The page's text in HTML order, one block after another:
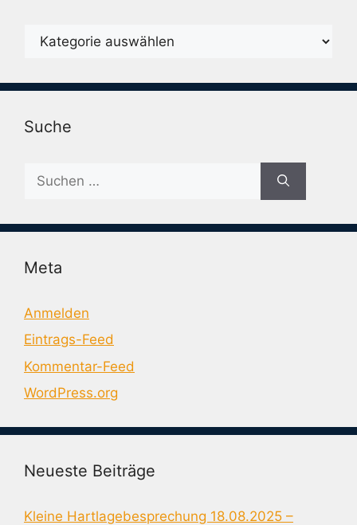
Karegorien
Suche
nach:
Meta
Anmelden
Eintrags-Feed
Kommentar-Feed
WordPress.org
Neueste Beiträge
Kleine Hartlagebesprechung 18.08.2025 –